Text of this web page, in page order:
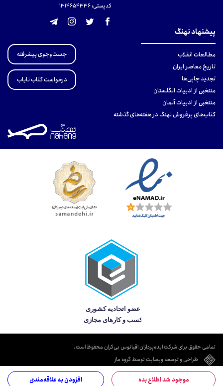
موجود شد اطلاع بده افزودن به علاقه‌مندی
کدپستی: 131465433۶
پیشنهاد نهنگ
مطالعات انقلاب
تاریخ معاصر ایران
تجدید چاپی‌ها
منتخبی از ادبیات انگلستان
منتخبی از ادبیات آلمان
کتاب‌های پرفروش نهنگ در هفته‌های گذشته
جست‌وجوی پیشرفته
درخواست کتاب نایاب
تمامی حقوق برای شرکت ایده‌پردازان اقیانوس بی‌کران محفوظ است.
طراحی و توسعه وبسایت توسط گروه ماز